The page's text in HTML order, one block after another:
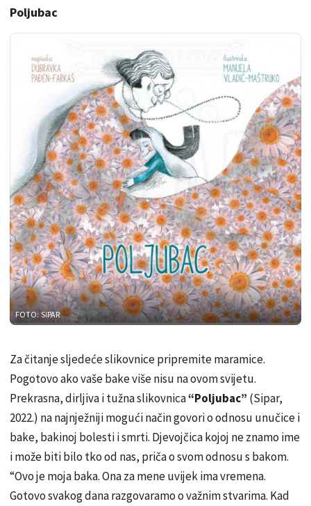
Poljubac
FOTO: SIPAR
Za čitanje sljedeće slikovnice pripremite maramice.
Pogotovo ako vaše bake više nisu na ovom svijetu.
Prekrasna, dirljiva i tužna slikovnica“Poljubac” (Sipar,
2022.) na najnježniji mogući način govori o odnosu unučice i
bake, bakinoj bolesti i smrti. Djevojčica kojoj ne znamo ime
i može biti bilo tko od nas, priča o svom odnosu s bakom.
“Ovo je moja baka. Ona za mene uvijek ima vremena.
Gotovo svakog dana razgovaramo o važnim stvarima. Kad